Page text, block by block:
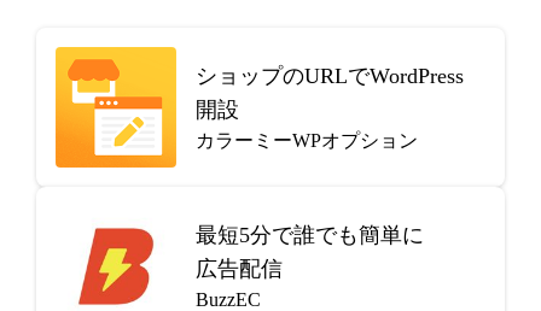
ショップのURLでWordPress
開設
カラーミーWPオプション
最短5分で誰でも簡単に
広告配信
BuzzEC